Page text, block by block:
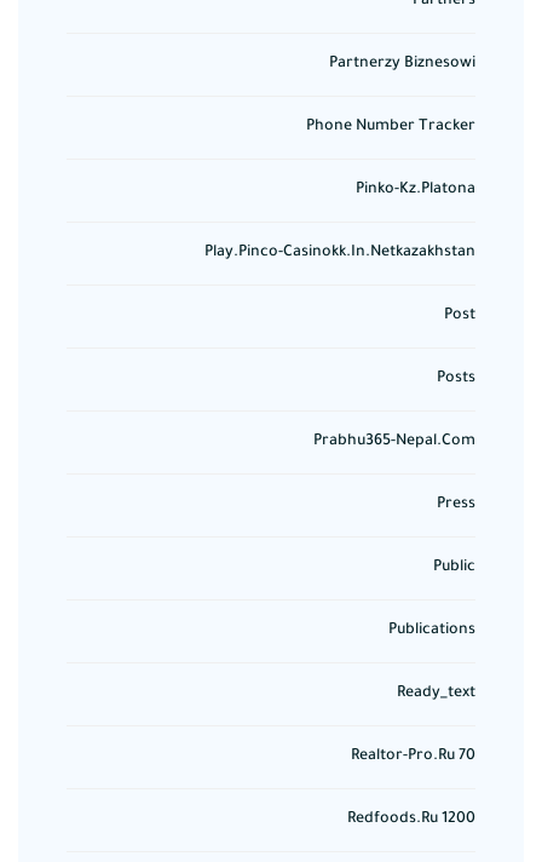
Partnerzy Biznesowi
Phone Number Tracker
Pinko-Kz.platona
Play.pinco-Casinokk.in.netkazakhstan
Post
Posts
Prabhu365-Nepal.com
Press
Public
Publications
Ready_text
Realtor-Pro.ru 70
Redfoods.ru 1200